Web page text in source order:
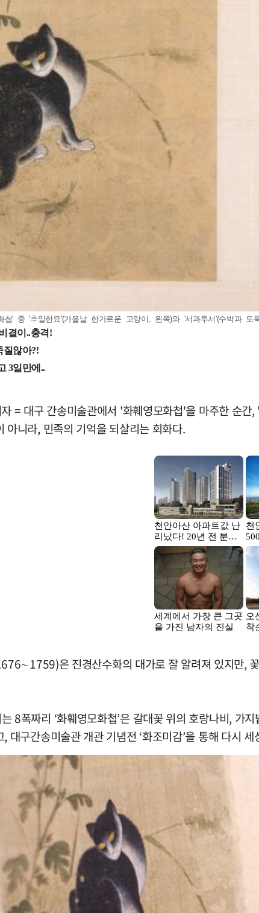
' 중 '추일한묘'(가을날 한가로운 고양이. 왼쪽)와 '서과투서'(수박과
= 대구 간송미술관에서 '화훼영모화첩'을 마주한 순
아니라, 민족의 기억을 되살리는 회화다.
은 진경산수화의 대가로 잘 알려져 있지만,
8폭짜리 ‘화훼영모화첩’은 갈대꽃 위의 호랑나비,
대구간송미술관 개관 기념전 ‘화조미감’을 통해 다시